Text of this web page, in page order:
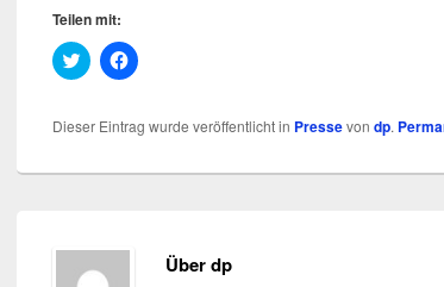
Teilen mit:
K
l
k
,
ü
i
K
l
k
,
a
Dieser Eintrag wurde veröffentlicht in Pressevon dp.
Über dp